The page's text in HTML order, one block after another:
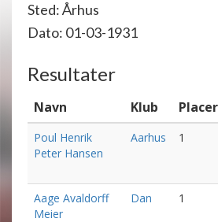
Sted: Århus
Dato: 01-03-1931
Resultater
Navn Klub
Poul Henrik
Peter Hansen
Aarhus 1
Aage Avaldorff
Meier
Dan 1